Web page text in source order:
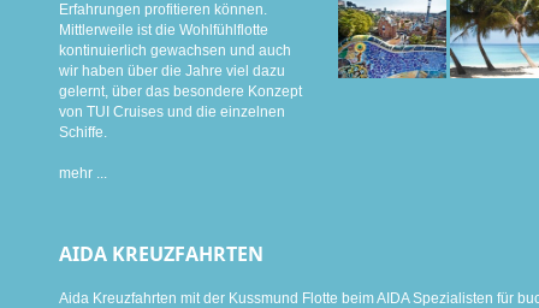
Erfahrungen profitieren können.
Mittlerweile ist die Wohlfühlflotte
kontinuierlich gewachsen und auch
wir haben über die Jahre viel dazu
gelernt, über das besondere Konzept
von TUI Cruises und die einzelnen
Schiffe.
mehr ...
AIDA KREUZFAHRTEN
Aida Kreuzfahrten mit der Kussmund Flotte beim AIDA Spezialisten für